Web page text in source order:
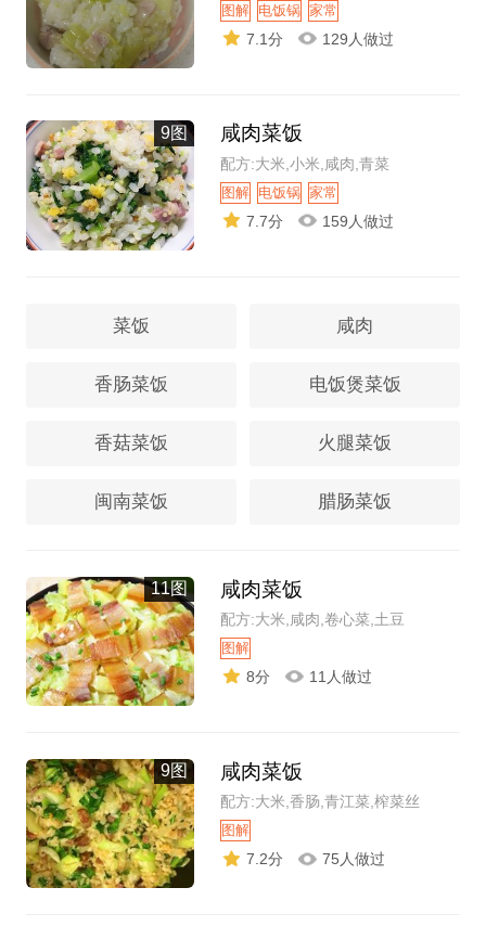
图解 电饭锅 家常
7.1分 129人做过
9图 咸肉菜饭
配方:大米,小米,咸肉,青菜
图解 电饭锅 家常
7.7分 159人做过
菜饭 咸肉
香肠菜饭 电饭煲菜饭
香菇菜饭 火腿菜饭
闽南菜饭 腊肠菜饭
11图 咸肉菜饭
配方:大米,咸肉,卷心菜,土豆
图解
8分 11人做过
9图 咸肉菜饭
配方:大米,香肠,青江菜,榨菜丝
图解
7.2分 75人做过